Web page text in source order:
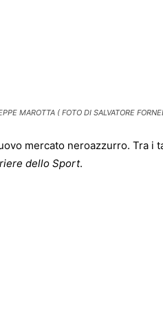
MAROTTA ( FOTO DI SALVATORE
mercato neroazzurro. Tra i
dello Sport.